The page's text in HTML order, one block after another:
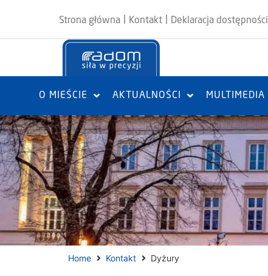
Strona główna Kontakt Deklaracja dostępności
O MIEŚCIE AKTUALNOŚCI MULTIMEDIA
Home Kontakt Dyżury